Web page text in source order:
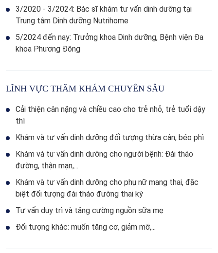
3/2020 - 3/2024: Bác sĩ khám tư vấn dinh dưỡng tại
Trung tâm Dinh dưỡng Nutrihome
5/2024 đến nay: Trưởng khoa Dinh dưỡng, Bệnh viện Đa
khoa Phương Đông
LĨNH VỰC THĂM KHÁM CHUYÊN SÂU
Cải thiện cân nặng và chiều cao cho trẻ nhỏ, trẻ tuổi dậy
thì
Khám và tư vấn dinh dưỡng đối tượng thừa cân, béo phì
Khám và tư vấn dinh dưỡng cho người bệnh: Đái tháo
đường, thận mạn,...
Khám và tư vấn dinh dưỡng cho phụ nữ mang thai, đặc
biệt đối tượng đái tháo đường thai kỳ
Tư vấn duy trì và tăng cường nguồn sữa mẹ
Đối tượng khác: muốn tăng cơ, giảm mỡ,...